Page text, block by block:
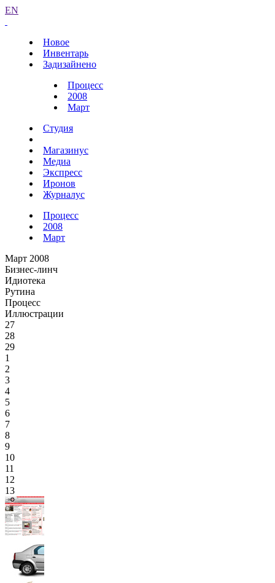
EN
Новое
Инвентарь
Задизайнено
Процесс
2008
Март
Студия
Магазинус
Медиа
Экспресс
Иронов
Журналус
Процесс
2008
Март
Март 2008
Бизнес-линч
Идиотека
Рутина
Процесс
Иллюстрации
27
28
29
1
2
3
4
5
6
7
8
9
10
11
12
13